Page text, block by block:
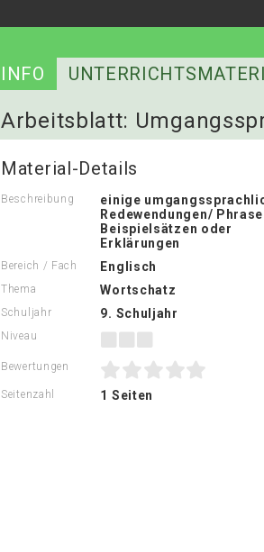
INFO
Arbeitsblatt:
Material-Details
Beschreibung
einige
Redewendungen/
Beispielsätzen oder
Erklärungen
Bereich / Fach Englisch
Thema Wortschatz
Schuljahr 9. Schuljahr
Niveau
Bewertungen
Seitenzahl 1 Seiten